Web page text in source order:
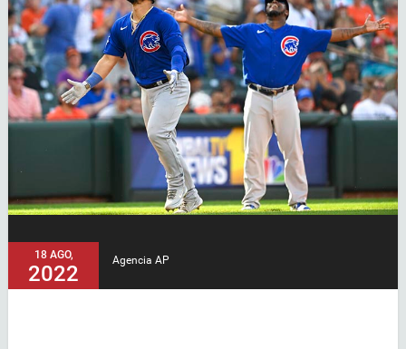
18 AGO,
2022
Agencia AP